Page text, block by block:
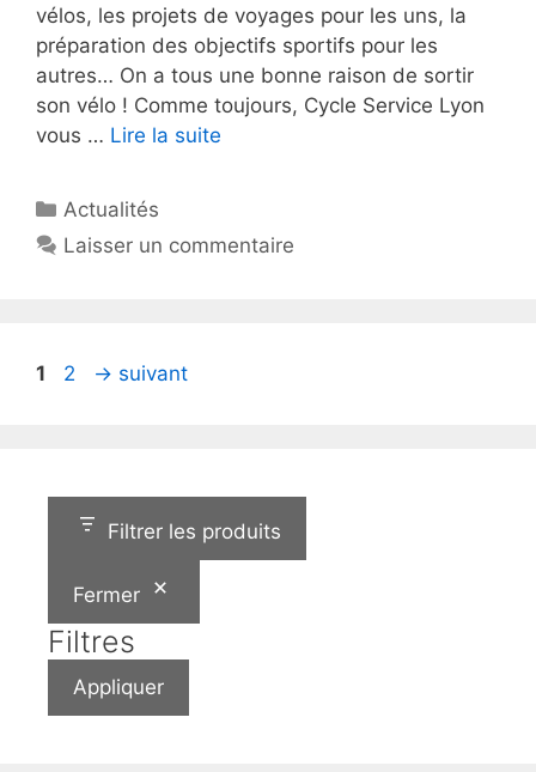
vélos, les projets de voyages pour les uns, la
préparation des objectifs sportifs pour les
autres… On a tous une bonne raison de sortir
son vélo ! Comme toujours, Cycle Service Lyon
vous … Lire la suite
Catégories
Actualités
Laisser un commentaire
Page
1 Page
2 → suivant
Filtrer les produits
Fermer
Filtres
Appliquer